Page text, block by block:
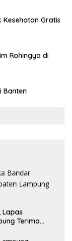
Kesehatan Gratis
Rohingya di
Banten
Lapas
Terima